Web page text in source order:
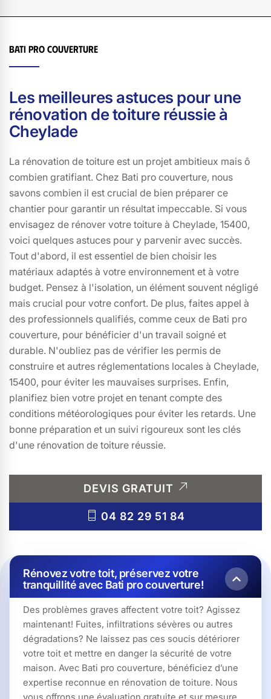
aujourd'hui pour un devis personnalisé et découvrez
comment nous pouvons transformer votre toiture en un
Bati pro couverture
Les meilleures astuces pour une
rénovation de toiture réussie à
Cheylade
La rénovation de toiture est un projet ambitieux mais ô
combien gratifiant. Chez Bati pro couverture, nous
savons combien il est crucial de bien préparer ce
chantier pour garantir un résultat impeccable. Si vous
envisagez de rénover votre toiture à Cheylade, 15400,
voici quelques astuces pour y parvenir avec succès.
Tout d'abord, il est essentiel de bien choisir les
matériaux adaptés à votre environnement et à votre
budget. Pensez à l'isolation, un élément souvent négligé
mais crucial pour votre confort. De plus, faites appel à
des professionnels qualifiés, comme ceux de Bati pro
couverture, pour bénéficier d'un travail soigné et
durable. N'oubliez pas de vérifier les permis de
construire et autres réglementations locales à Cheylade,
15400, pour éviter les mauvaises surprises. Enfin,
planifiez bien votre projet en tenant compte des
conditions météorologiques pour éviter les retards. Une
bonne préparation et un suivi rigoureux sont les clés
d'une rénovation de toiture réussie.
DEVIS GRATUIT
04 82 29 51 84
Rénovez votre toit, préservez votre
tranquillité avec Bati pro couverture!
Des problèmes graves affectent votre toit? Agissez
maintenant! Fuites, infiltrations sévères ou autres
dégradations? Ne laissez pas ces soucis détériorer
votre toit et mettre en danger la sécurité de votre
maison. Avec Bati pro couverture, bénéficiez d’une
expertise reconnue en rénovation de toiture. Nous
vous offrons une évaluation gratuite et sur mesure